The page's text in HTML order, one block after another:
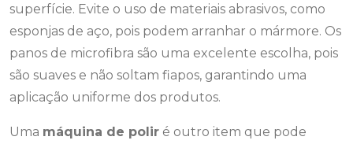
superfície. Evite o uso de materiais abrasivos, como
esponjas de aço, pois podem arranhar o mármore. Os
panos de microfibra são uma excelente escolha, pois
são suaves e não soltam fiapos, garantindo uma
aplicação uniforme dos produtos.
Uma máquina de polir é outro item que pode